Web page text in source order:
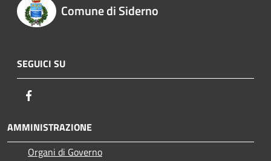
Comune di Siderno
SEGUICI SU
AMMINISTRAZIONE
Organi di Governo